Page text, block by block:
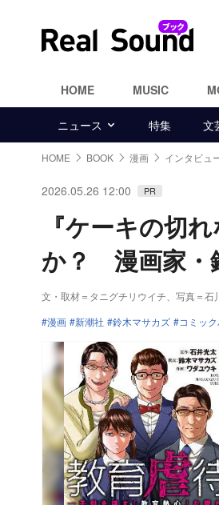
HOME MUSIC
ニュース 特集 文
HOME BOOK 漫画 インタビュ
2026.05.26 12:00 PR
『ケーキの切
か？ 漫画家・
文・取材＝タニグチリウイチ
写真＝石
漫画
新潮社 鈴木マサカズ コミッ